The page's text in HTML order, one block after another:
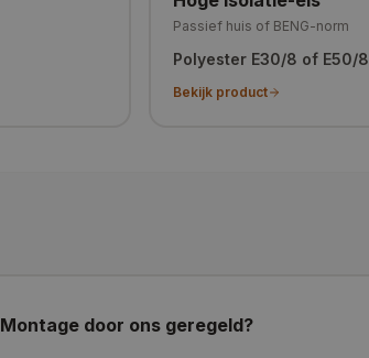
Passief huis of BENG-norm
Polyester E30/8 of E50/8
Bekijk product
Montage door ons geregeld?